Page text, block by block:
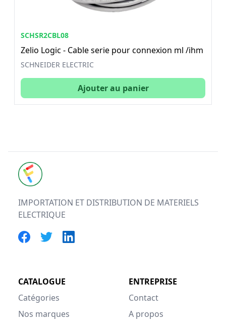
SCHSR2CBL08
Zelio Logic - Cable serie pour connexion ml /ihm
SCHNEIDER ELECTRIC
Ajouter au panier
FUTURELEC
IMPORTATION ET DISTRIBUTION DE MATERIELS
ELECTRIQUE
CATALOGUE
Catégories
Nos marques
ENTREPRISE
Contact
A propos